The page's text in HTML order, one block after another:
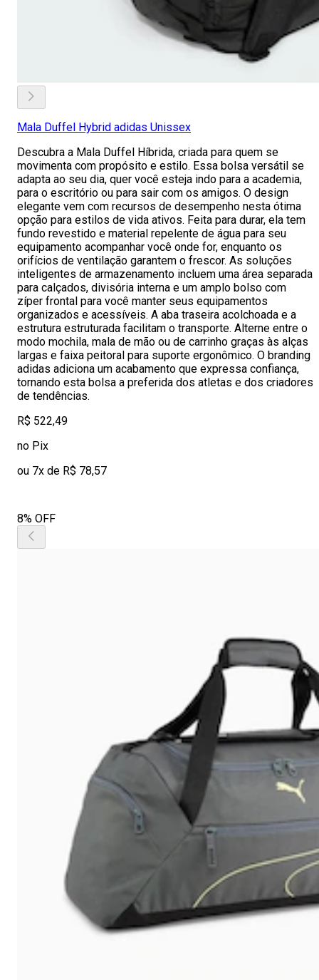
Mala Duffel Hybrid adidas Unissex
Descubra a Mala Duffel Híbrida, criada para quem se
movimenta com propósito e estilo. Essa bolsa versátil se
adapta ao seu dia, quer você esteja indo para a academia,
para o escritório ou para sair com os amigos. O design
elegante vem com recursos de desempenho nesta ótima
opção para estilos de vida ativos. Feita para durar, ela tem
fundo revestido e material repelente de água para seu
equipamento acompanhar você onde for, enquanto os
orifícios de ventilação garantem o frescor. As soluções
inteligentes de armazenamento incluem uma área separada
para calçados, divisória interna e um amplo bolso com
zíper frontal para você manter seus equipamentos
organizados e acessíveis. A aba traseira acolchoada e a
estrutura estruturada facilitam o transporte. Alterne entre o
modo mochila, mala de mão ou de carrinho graças às alças
largas e faixa peitoral para suporte ergonômico. O branding
adidas adiciona um acabamento que expressa confiança,
tornando esta bolsa a preferida dos atletas e dos criadores
de tendências.
R$ 522,49
no Pix
ou 7x de R$ 78,57
8% OFF